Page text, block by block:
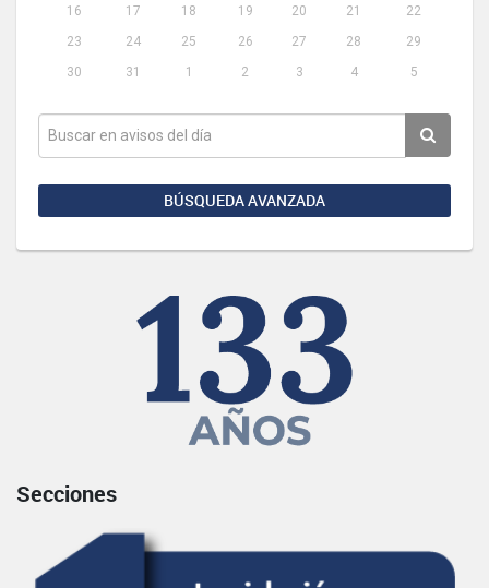
16
17 18 19 20 21
22
23
24 25 26 27 28
29
30
31 1 2 3 4 5
BÚSQUEDA AVANZADA
Secciones